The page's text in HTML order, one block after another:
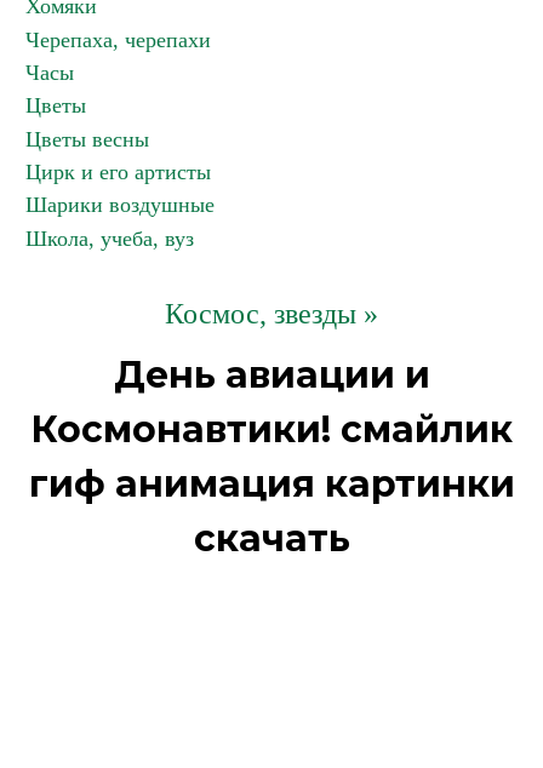
Хомяки
Черепаха, черепахи
Часы
Цветы
Цветы весны
Цирк и его артисты
Шарики воздушные
Школа, учеба, вуз
Космос, звезды »
День авиации и
Космонавтики! смайлик
гиф анимация картинки
скачать